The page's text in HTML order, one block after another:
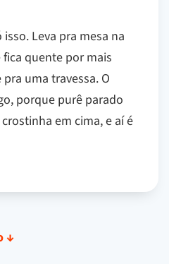
Leva pra mesa na
quente por mais
uma travessa. O
porque purê parado
em cima, e aí é
↓